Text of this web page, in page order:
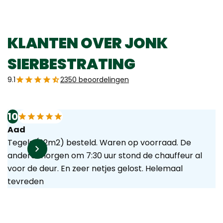
KLANTEN OVER JONK
SIERBESTRATING
9.1 2350 beoordelingen
10
Aad
Tegels (92m2) besteld. Waren op voorraad. De
andere morgen om 7:30 uur stond de chauffeur al
voor de deur. En zeer netjes gelost. Helemaal
tevreden